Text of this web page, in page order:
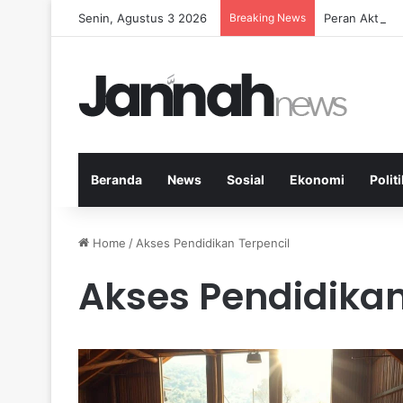
Senin, Agustus 3 2026 Breaking News Peran
Beranda News Sosial Ekonomi
Home / Akses Pendidikan Terpencil
Akses